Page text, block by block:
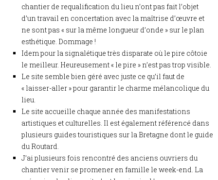
chantier de requalification du lieu n’ont pas fait l’objet
d’un travail en concertation avec la maîtrise d’œuvre et
ne sont pas « sur la même longueur d’onde » sur le plan
esthétique. Dommage !
Idem pour la signalétique très disparate où le pire côtoie
le meilleur. Heureusement « le pire » n’est pas trop visible.
Le site semble bien géré avec juste ce qu’il faut de
« laisser-aller » pour garantir le charme mélancolique du
lieu.
Le site accueille chaque année des manifestations
artistiques et culturelles. Il est également référencé dans
plusieurs guides touristiques sur la Bretagne dont le guide
du Routard.
J’ai plusieurs fois rencontré des anciens ouvriers du
chantier venir se promener en famille le week-end. La